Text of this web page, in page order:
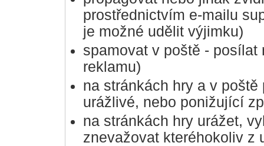
prostřednictvím e-mailu
je možné udělit výjimku)
spamovat v poště -
reklamu)
na stránkách hry a v
urážlivé, nebo ponižující
na stránkách hry urážet,
znevažovat kteréhokoliv z